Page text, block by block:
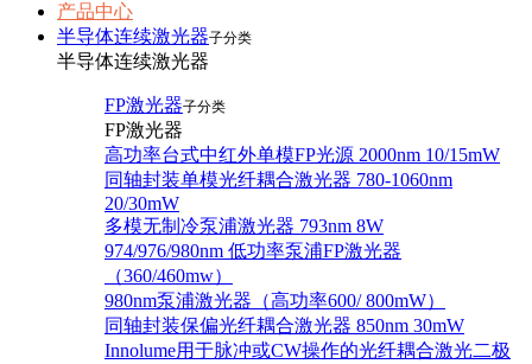
产品中心
半导体连续激光器子分类
半导体连续激光器
FP激光器子分类
FP激光器
高功率台式中红外单模FP光源 2000nm 10/15mW
同轴封装单模光纤耦合激光器 780-1060nm
20/30mW
多模无制冷泵浦激光器 793nm 8W
974/976/980nm 低功率泵浦FP激光器
（360/460mw）
980nm泵浦激光器（高功率600/ 800mW）
同轴封装保偏光纤耦合激光器 850nm 30mW
Innolume用于脉冲或CW操作的光纤耦合激光二极